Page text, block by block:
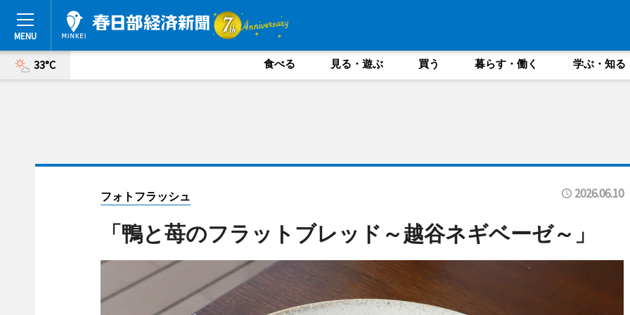
33°C 食べる 見る・遊ぶ 買う 暮らす・働く 学ぶ・知る
フォトフラッシュ 2026.06.10
「鴨と苺のフラットブレッド～越谷ネギベーゼ～」